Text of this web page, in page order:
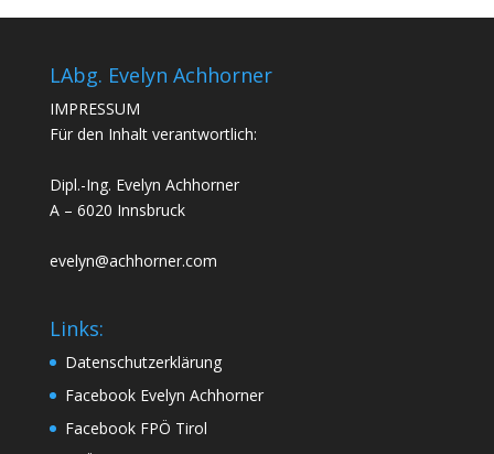
LAbg. Evelyn Achhorner
IMPRESSUM
Für den Inhalt verantwortlich:
Dipl.-Ing. Evelyn Achhorner
A – 6020 Innsbruck
evelyn@achhorner.com
Links:
Datenschutzerklärung
Facebook Evelyn Achhorner
Facebook FPÖ Tirol